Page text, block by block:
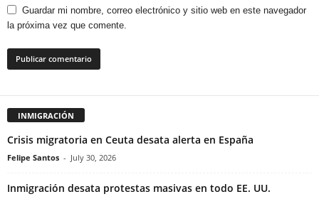
Guardar mi nombre, correo electrónico y sitio web en este navegador
la próxima vez que comente.
INMIGRACIÓN
Crisis migratoria en Ceuta desata alerta en España
Felipe Santos - July 30, 2026
Inmigración desata protestas masivas en todo EE. UU.